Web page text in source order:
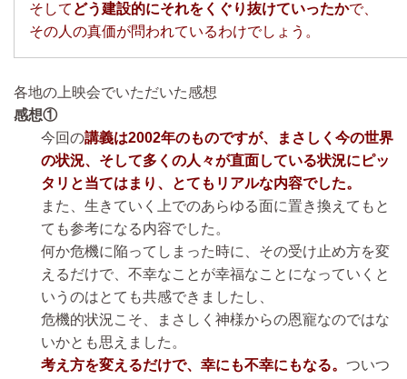
そして どう建設的にそれをくぐり抜けていったかで、
その人の真価が問われているわけでしょう。
各地の上映会でいただいた感想
感想①
今回の講義は2002年のものですが、まさしく今の世界
の状況、そして多くの人々が直面している状況にピッ
タリと当てはまり、とてもリアルな内容でした。
また、生きていく上でのあらゆる面に置き換えてもと
ても参考になる内容でした。
何か危機に陥ってしまった時に、その受け止め方を変
えるだけで、不幸なことが幸福なことになっていくと
いうのはとても共感できましたし、
危機的状況こそ、まさしく神様からの恩寵なのではな
いかとも思えました。
考え方を変えるだけで、幸にも不幸にもなる。 ついつ